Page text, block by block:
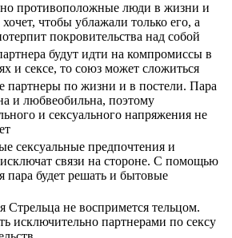
противоположные люди в жизни и
чтобы ублажали только его, а
покровительства над собой
будут идти на компромиссы в
и сексе, то союз может сложиться
партнеры по жизни и в постели. Пара
и любвеобильна, поэтому
и сексуального напряжения не
сексуальные предпочтения и
связи на стороне. С помощью
пара будет решать и бытовые
Стрельца не воспримется тельцом.
исключительно партнерами по сексу